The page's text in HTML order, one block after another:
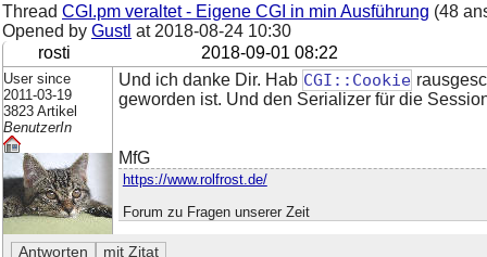
Thread CGI.pm veraltet - Eigene CGI in min Ausführung (48
Opened by Gustl at 2018-08-24 10:30
rosti
2018-09-01 08:22
User since
2011-03-19
3823 Artikel
BenutzerIn
Und ich danke Dir. Hab CGI::Cookie
geworden ist. Und den Serializer für die
MfG
https://www.rolfrost.de/
Forum zu Fragen unserer Zeit